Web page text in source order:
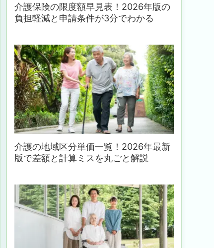
介護保険の限度額早見表！2026年版の
負担軽減と申請条件が3分でわかる
介護の地域区分単価一覧！2026年最新
版で差額と計算ミスを丸ごと解説